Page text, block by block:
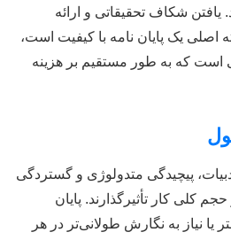
شکاف تحقیقاتی و ارائه
یک پایان نامه با کیفیت است،
که به طور مستقیم بر هزینه
پیچیدگی متدولوژی و گستردگی
کار تأثیرگذارند. پایان
نیاز به نگارش طولانی‌تر در هر